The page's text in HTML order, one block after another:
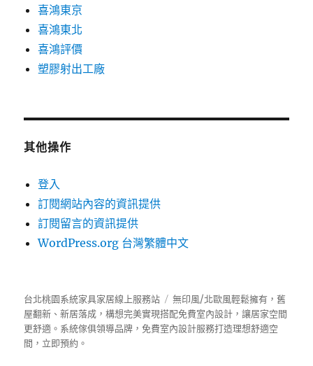
喜鴻東京
喜鴻東北
喜鴻評價
塑膠射出工廠
其他操作
登入
訂閱網站內容的資訊提供
訂閱留言的資訊提供
WordPress.org 台灣繁體中文
台北桃園系統家具家居線上服務站
無印風/北歐風輕鬆擁有，舊
屋翻新、新居落成，構想完美實現搭配免費室內設計，讓居家空間
更舒適。 系統傢俱領導品牌，免費室內設計服務打造理想舒適空
間，立即預約。